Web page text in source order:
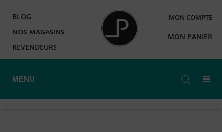
BLOG
NOS MAGASINS
REVENDEURS
MON COMPTE
MON PANIER
MENU